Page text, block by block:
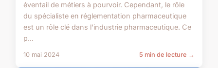
éventail de métiers à pourvoir. Cependant, le rôle
du spécialiste en réglementation pharmaceutique
est un rôle clé dans l'industrie pharmaceutique. Ce
p...
10 mai 2024 5 min de lecture →